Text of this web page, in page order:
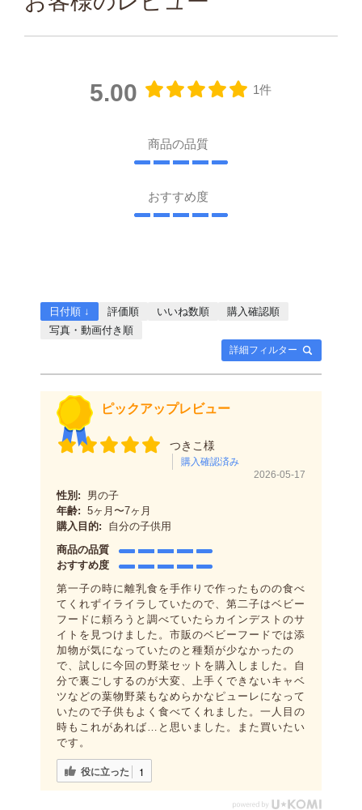
5.00 1件
商品の品質
おすすめ度
詳細フィルター
日付順 ↓ 評価順 いいね数順
購入確認順
写真・動画付き順
ピックアップレビュー
つきこ様
購入確認済み
2026-05-17
性別:
男の子
年齢: 5ヶ月〜7ヶ月
購入目的:
自分の子供用
商品の品質
おすすめ度
第一子の時に離乳食を手作りで作ったものの食べ
てくれずイライラしていたので、第二子はベビー
フードに頼ろうと調べていたらカインデストのサ
イトを見つけました。市販のベビーフードでは添
加物が気になっていたのと種類が少なかったの
で、試しに今回の野菜セットを購入しました。自
分で裏ごしするのが大変、上手くできないキャベ
ツなどの葉物野菜もなめらかなピューレになって
いたので子供もよく食べてくれました。一人目の
時もこれがあれば…と思いました。また買いたい
です。
役に立った 1